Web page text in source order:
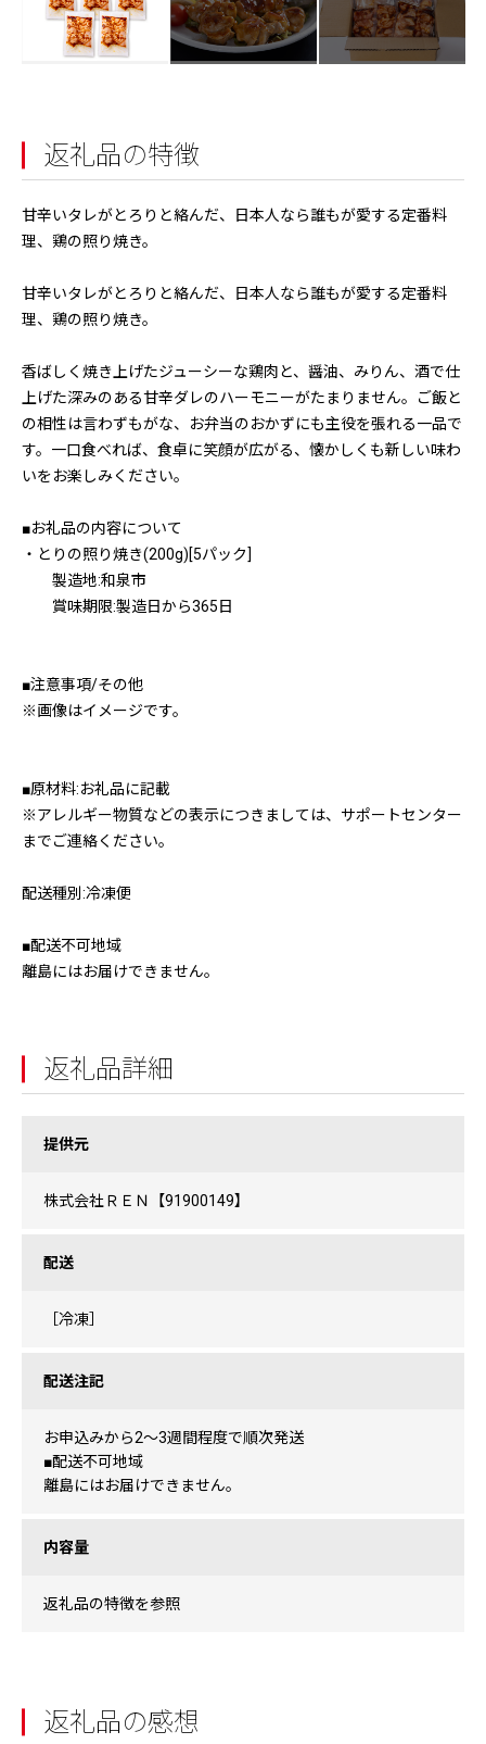
返礼品の特徴
甘辛いタレがとろりと絡んだ、日本人なら誰もが愛する定番料
理、鶏の照り焼き。
甘辛いタレがとろりと絡んだ、日本人なら誰もが愛する定番料
理、鶏の照り焼き。
香ばしく焼き上げたジューシーな鶏肉と、醤油、みりん、酒で仕
上げた深みのある甘辛ダレのハーモニーがたまりません。ご飯と
の相性は言わずもがな、お弁当のおかずにも主役を張れる一品で
す。一口食べれば、食卓に笑顔が広がる、懐かしくも新しい味わ
いをお楽しみください。
■お礼品の内容について
・とりの照り焼き(200g)[5パック]
製造地:和泉市
賞味期限:製造日から365日
■注意事項/その他
※画像はイメージです。
■原材料:お礼品に記載
※アレルギー物質などの表示につきましては、サポートセンター
までご連絡ください。
配送種別:冷凍便
■配送不可地域
離島にはお届けできません。
返礼品詳細
提供元
株式会社ＲＥＮ【91900149】
配送
［冷凍］
配送注記
お申込みから2〜3週間程度で順次発送
■配送不可地域
離島にはお届けできません。
内容量
返礼品の特徴を参照
返礼品の感想